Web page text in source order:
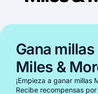
Gana
Miles &
¡Empieza a ganar millas
Recibe recompensas